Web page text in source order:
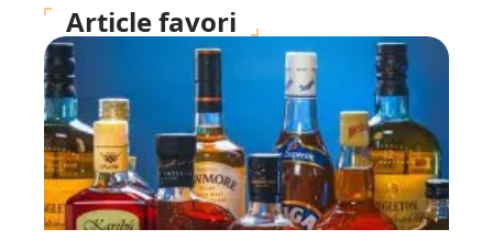
Article favori